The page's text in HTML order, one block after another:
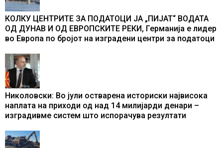
КОЛКУ ЦЕНТРИТЕ ЗА ПОДАТОЦИ ЈА „ПИЈАТ“ ВОДАТА
ОД ДУНАВ И ОД ЕВРОПСКИТЕ РЕКИ, Германија е лидер
во Европа по бројот на изградени центри за податоци
Николовски: Во јули остварена историски највисока
наплата на приходи од над 14 милијарди денари –
изградивме систем што испорачува резултати